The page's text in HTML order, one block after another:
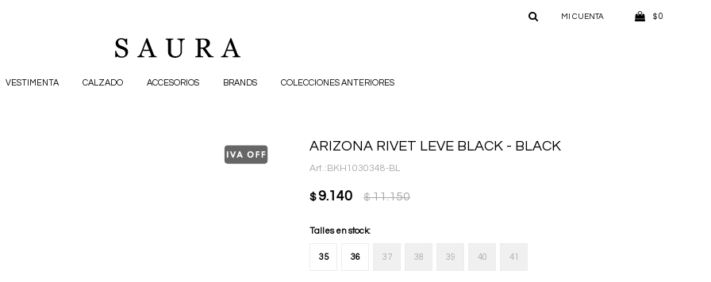
VESTIMENTA CALZADO ACCESORIOS BRANDS COLECCIONES ANTERIORES
$ 0
ARIZONA RIVET LEVE BLACK - BLACK
BKH1030348-BL
$ 9.140 $ 11.150
Talles en stock:
35 36 37 38 39 40 41